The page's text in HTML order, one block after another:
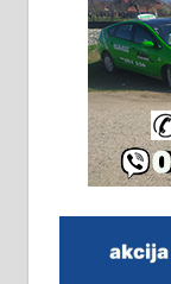
халу на
плацу
064/321-
На
м2 са
виру у